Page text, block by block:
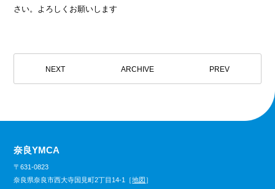
さい。よろしくお願いします
NEXT ARCHIVE PREV
奈良YMCA
〒631-0823
奈良県奈良市西大寺国見町2丁目14-1［地図］